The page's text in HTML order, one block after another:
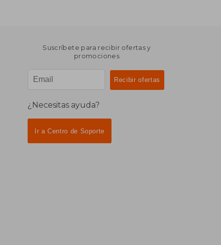
Suscríbete para recibir ofertas y
promociones
¿Necesitas ayuda?
Ir a Centro de Soporte